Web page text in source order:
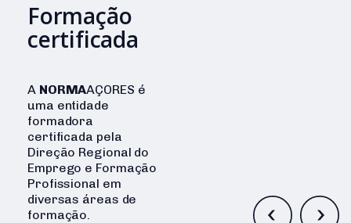
Formação
certificada
A NORMAAÇORES é
uma entidade
formadora
certificada pela
Direção Regional do
Emprego e Formação
Profissional em
diversas áreas de
formação.